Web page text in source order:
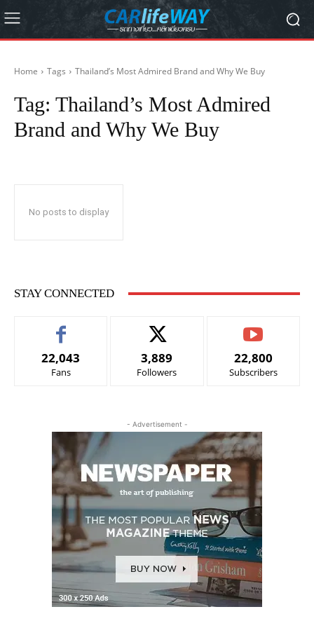
Home Tags Thailand’s Most Admired Brand and Why We Buy
Tag: Thailand’s Most Admired
Brand and Why We Buy
No posts to display
STAY CONNECTED
22,043
Fans
3,889
Followers
22,800
Subscribers
- Advertisement -